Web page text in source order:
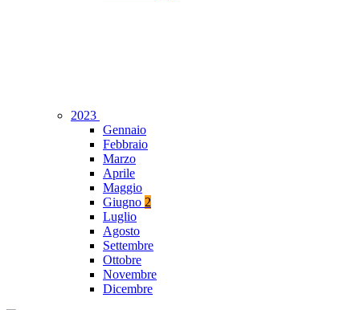
2023
Gennaio
Febbraio
Marzo
Aprile
Maggio
Giugno 2
Luglio
Agosto
Settembre
Ottobre
Novembre
Dicembre